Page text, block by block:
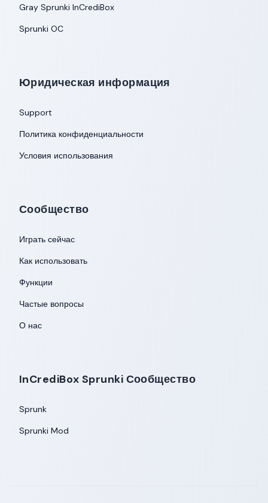
Gray Sprunki InCrediBox
Sprunki OC
Юридическая информация
Support
Политика конфиденциальности
Условия использования
Сообщество
Играть сейчас
Как использовать
Функции
Частые вопросы
О нас
InCrediBox Sprunki Сообщество
Sprunk
Sprunki Mod